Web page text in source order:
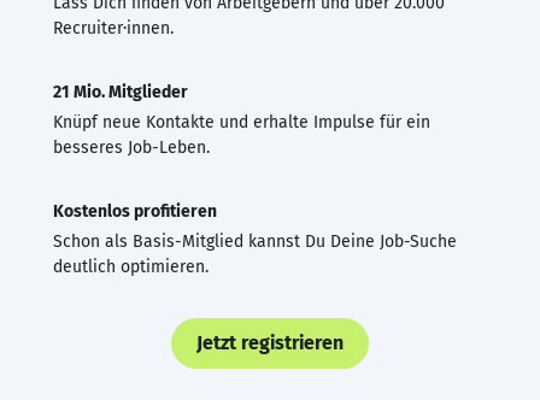
Recruiter·innen.
21 Mio. Mitglieder
Knüpf neue Kontakte und erhalte Impulse für ein
besseres Job-Leben.
Kostenlos profitieren
Schon als Basis-Mitglied kannst Du Deine Job-Suche
deutlich optimieren.
Jetzt registrieren